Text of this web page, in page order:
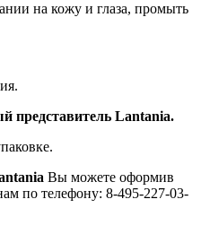
на кожу и глаза, промыть
представитель Lantania.
Вы можете оформив
по телефону: 8-495-227-03-